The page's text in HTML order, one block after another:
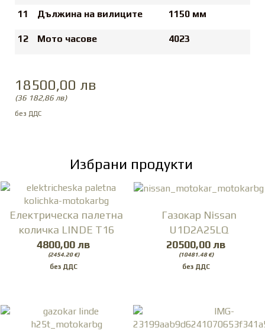
11 Дължина на вилиците 1150 мм
12 Мото часове 4023
18500,00 лв
(36 182,86 лв)
Избрани продукти
Електрическа палетна
количка LINDE T16
4800,00 лв
(2454.20 €)
Газокар Nissan
U1D2A25LQ
20500,00 лв
(10481.48 €)